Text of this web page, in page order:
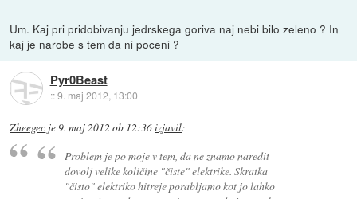
Um. Kaj pri pridobivanju jedrskega goriva naj nebi bilo zeleno ? In
kaj je narobe s tem da ni poceni ?
Pyr0Beast
::9. maj 2012, 13:00
Zheegec je9. maj 2012 ob 12:36izjavil:
Problem je po moje v tem, da ne znamo naredit
dovolj velike količine "čiste" elektrike. Skratka
"čisto" elektriko hitreje porabljamo kot jo lahko